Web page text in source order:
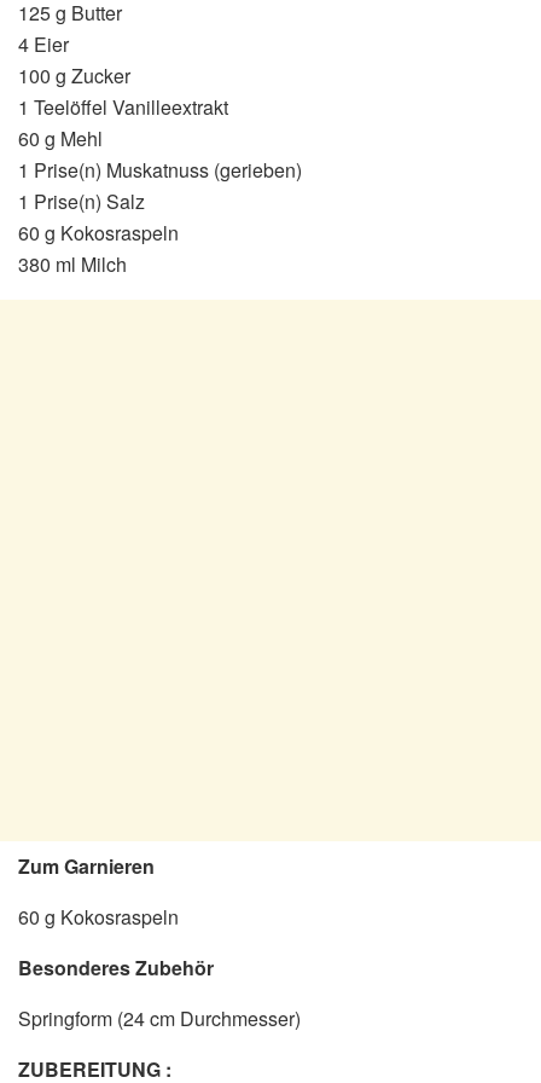
125 g Butter
4 Eier
100 g Zucker
1 Teelöffel Vanilleextrakt
60 g Mehl
1 Prise(n) Muskatnuss (gerieben)
1 Prise(n) Salz
60 g Kokosraspeln
380 ml Milch
Zum Garnieren
60 g Kokosraspeln
Besonderes Zubehör
Springform (24 cm Durchmesser)
ZUBEREITUNG :